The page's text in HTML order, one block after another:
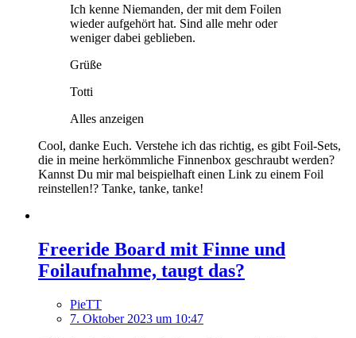
Ich kenne Niemanden, der mit dem Foilen
wieder aufgehört hat. Sind alle mehr oder
weniger dabei geblieben.
Grüße
Totti
Alles anzeigen
Cool, danke Euch. Verstehe ich das richtig, es gibt Foil-Sets,
die in meine herkömmliche Finnenbox geschraubt werden?
Kannst Du mir mal beispielhaft einen Link zu einem Foil
reinstellen!? Tanke, tanke, tanke!
Freeride Board mit Finne und
Foilaufnahme, taugt das?
PieTT
7. Oktober 2023 um 10:47